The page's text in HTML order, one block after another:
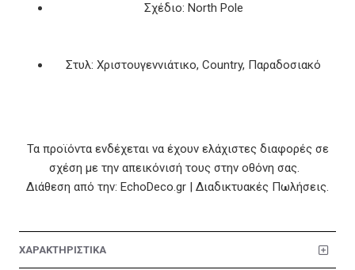
Σχέδιο: North Pole
Στυλ: Χριστουγεννιάτικο, Country, Παραδοσιακό
Τα προϊόντα ενδέχεται να έχουν ελάχιστες διαφορές σε
σχέση με την απεικόνισή τους στην οθόνη σας.
Διάθεση από την: EchoDeco.gr | Διαδικτυακές Πωλήσεις.
ΧΑΡΑΚΤΗΡΙΣΤΙΚΑ